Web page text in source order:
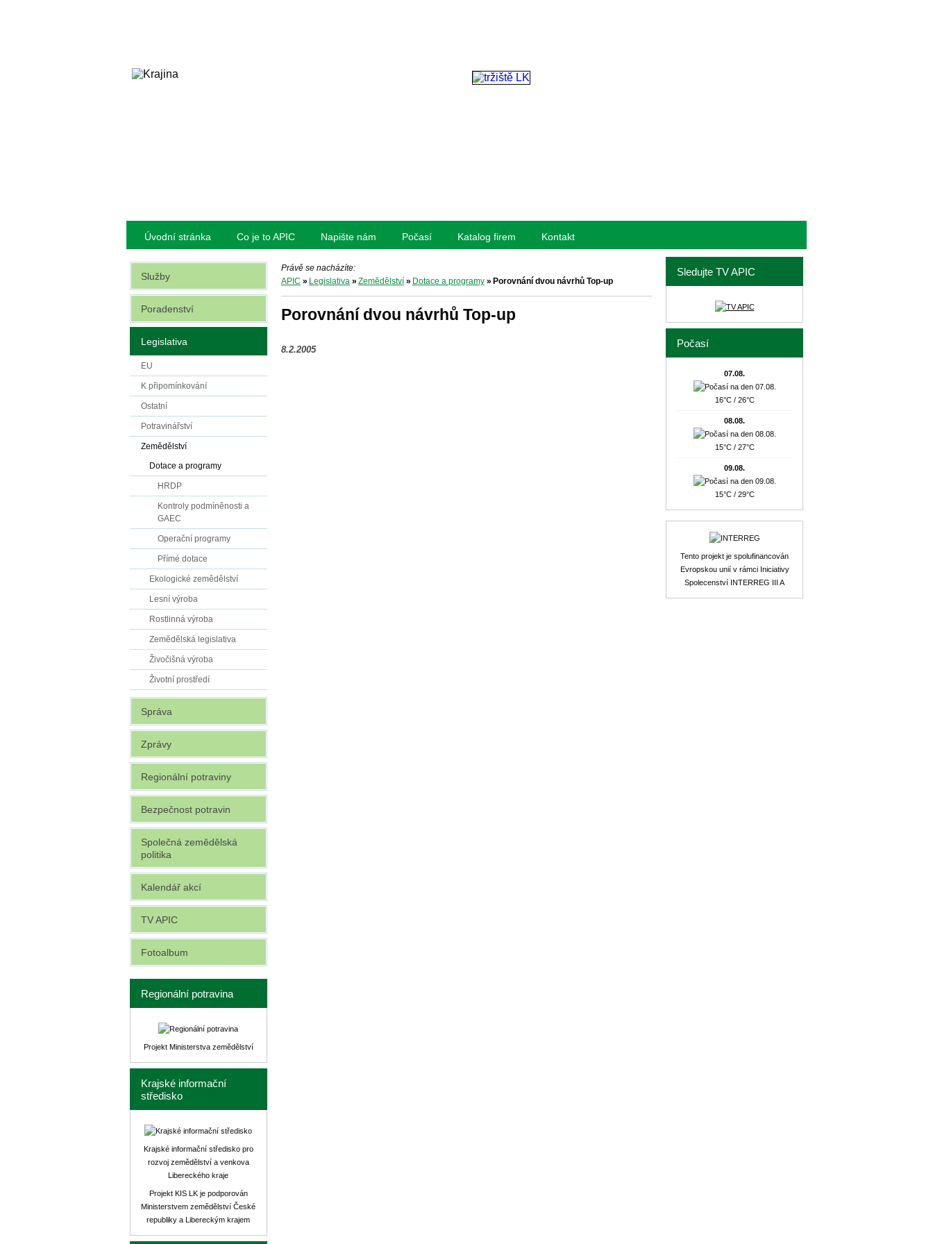
Úvodní stránka Co je to APIC Napište nám Počasí Katalog firem Kontakt
Právě se nacházíte:
APIC » Legislativa » Zemědělství» Dotace a programy» Porovnání dvou návrhů Top-up
Porovnání dvou návrhů Top-up
8.2.2005
Služby
Poradenství
Legislativa
EU
K připomínkování
Ostatní
Potravinářství
Zemědělství
Dotace a programy
HRDP
Kontroly podmíněnosti a
GAEC
Operační programy
Přímé dotace
Ekologické zemědělství
Lesní výroba
Rostlinná výroba
Zemědělská legislativa
Živočišná výroba
Životní prostředí
Správa
Zprávy
Regionální potraviny
Bezpečnost potravin
Společná zemědělská
politika
Kalendář akcí
TV APIC
Fotoalbum
Regionální potravina
Projekt Ministerstva zemědělství
Krajské informační
středisko
Krajské informační středisko pro
rozvoj zemědělství a venkova
Libereckého kraje
Projekt KIS LK je podporován
Ministerstvem zemědělství České
republiky a Libereckým krajem
Sledujte TV APIC
Počasí
07.08.
16°C / 26°C
08.08.
15°C / 27°C
09.08.
15°C / 29°C
Tento projekt je spolufinancován
Evropskou unií v rámci Iniciativy
Spolecenství INTERREG III A